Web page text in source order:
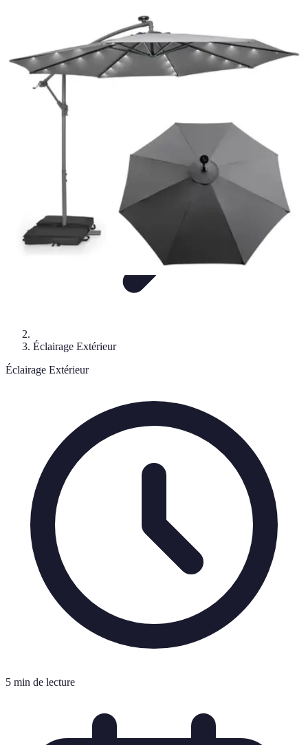
TendancesComparatif
wereldvanverlichting.nl
Éclairage Extérieur
Éclairage Extérieur
5 min de lecture